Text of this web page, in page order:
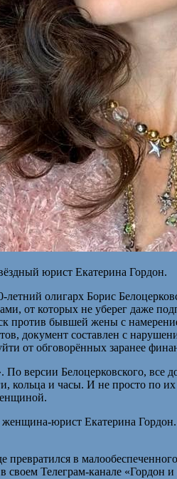
юрист Екатерина Гордон.
олигарх Борис
от которых не уберег даже
против бывшей жены с
документ составлен с
от обговорённых заранее
версии Белоцерковского, все
и часы. И не просто по
женщина-юрист Екатерина
в
Телеграм-канале «Гордон и